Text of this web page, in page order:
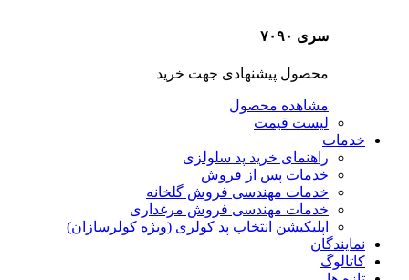
سری ۷۰۹۰
محصول پیشنهادی جهت خرید
مشاهده محصول
لیست قیمت
خدمات
راهنمای خرید پد سلولزی
خدمات پس از فروش
خدمات مهندسی فروش گلخانه
خدمات مهندسی فروش مرغداری
اپلیکیشن انتخاب پد کولری (ویژه کولرسازان)
نمایندگان
کاتالوگ